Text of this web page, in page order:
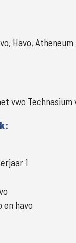
Havo, Atheneum
vwo Technasium
1
en havo